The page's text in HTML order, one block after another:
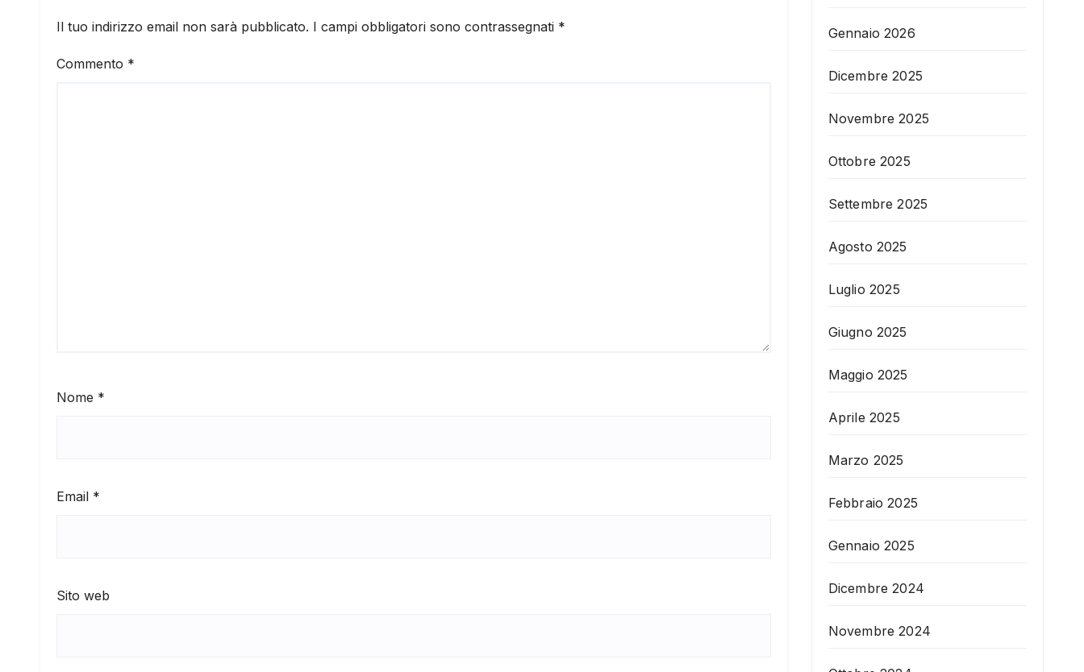
Il tuo indirizzo email non sarà pubblicato. I campi obbligatori sono contrassegnati *
Commento *
Nome *
Email *
Sito web
Gennaio 2026
Dicembre 2025
Novembre 2025
Ottobre 2025
Settembre 2025
Agosto 2025
Luglio 2025
Giugno 2025
Maggio 2025
Aprile 2025
Marzo 2025
Febbraio 2025
Gennaio 2025
Dicembre 2024
Novembre 2024